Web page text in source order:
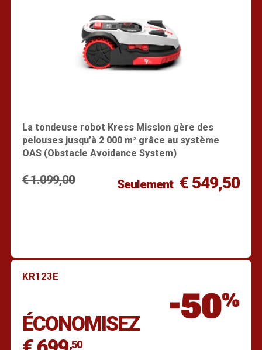
La tondeuse robot Kress Mission gère des
pelouses jusqu’à 2 000 m² grâce au système
OAS (Obstacle Avoidance System)
€ 1.099,00 Seulement € 549,50
Trouver un revendeur
KR123E
ÉCONOMISEZ
,50